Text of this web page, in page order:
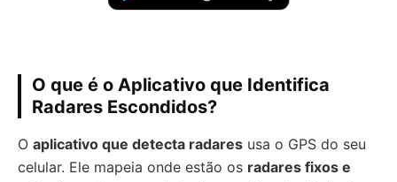
O que é o Aplicativo que Identifica
Radares Escondidos?
O aplicativo que detecta radares usa o GPS do seu
celular. Ele mapeia onde estão os radares fixos e